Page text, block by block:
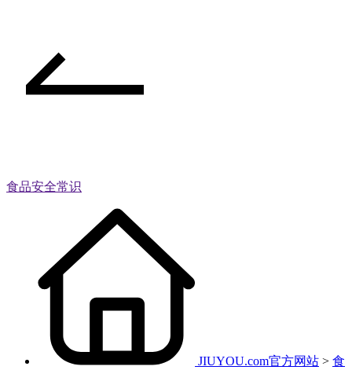
食品安全常识
JIUYOU.com官方网站 > 食